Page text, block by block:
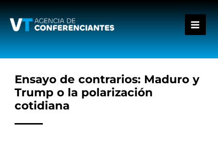
contenido
Ensayo de contrarios: Maduro y
Trump o la polarización
cotidiana